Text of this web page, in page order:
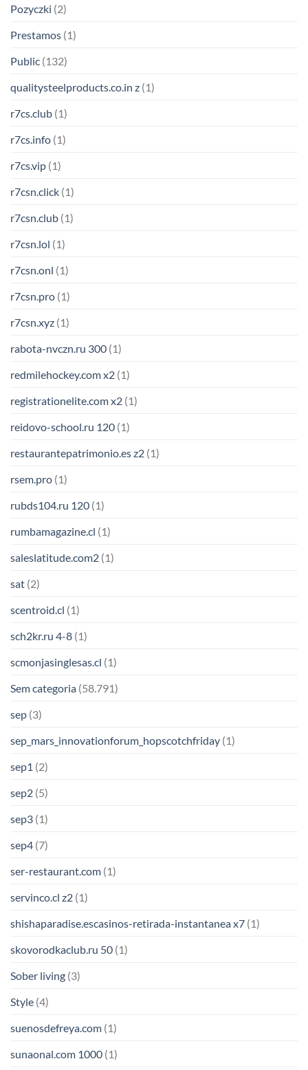
Pozyczki (2)
Prestamos (1)
Public (132)
qualitysteelproducts.co.in z (1)
r7cs.club (1)
r7cs.info (1)
r7cs.vip (1)
r7csn.click (1)
r7csn.club (1)
r7csn.lol (1)
r7csn.onl (1)
r7csn.pro (1)
r7csn.xyz (1)
rabota-nvczn.ru 300 (1)
redmilehockey.com x2 (1)
registrationelite.com x2 (1)
reidovo-school.ru 120 (1)
restaurantepatrimonio.es z2 (1)
rsem.pro (1)
rubds104.ru 120 (1)
rumbamagazine.cl (1)
saleslatitude.com2 (1)
sat (2)
scentroid.cl (1)
sch2kr.ru 4-8 (1)
scmonjasinglesas.cl (1)
Sem categoria (58.791)
sep (3)
sep_mars_innovationforum_hopscotchfriday (1)
sep1 (2)
sep2 (5)
sep3 (1)
sep4 (7)
ser-restaurant.com (1)
servinco.cl z2 (1)
shishaparadise.escasinos-retirada-instantanea x7 (1)
skovorodkaclub.ru 50 (1)
Sober living (3)
Style (4)
suenosdefreya.com (1)
sunaonal.com 1000 (1)